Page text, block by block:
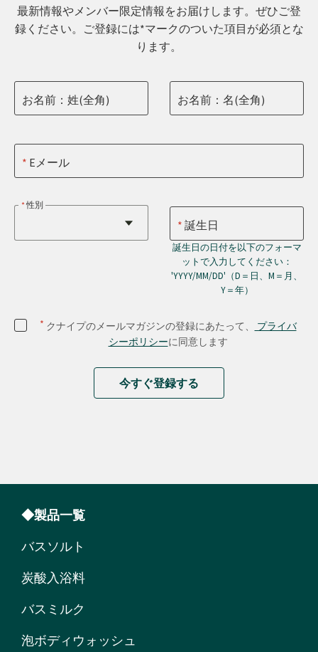
最新情報やメンバー限定情報をお届けします。ぜひご登
録ください。ご登録には*マークのついた項目が必須とな
ります。
お名前：姓(全角) お名前：名(全角)
Eメール
性別
誕生日
誕生日の日付を以下のフォーマ
ットで入力してください：
'YYYY/MM/DD'（D＝日、M＝月、
Y＝年）
* クナイプのメールマガジンの登録にあたって、
プライバ
シーポリシーに同意します
今すぐ登録する
◆製品一覧
バスソルト
炭酸入浴料
バスミルク
泡ボディウォッシュ